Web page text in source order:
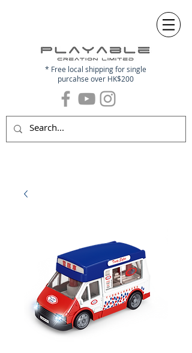
* Free local shipping for single
purcahse over HK$200